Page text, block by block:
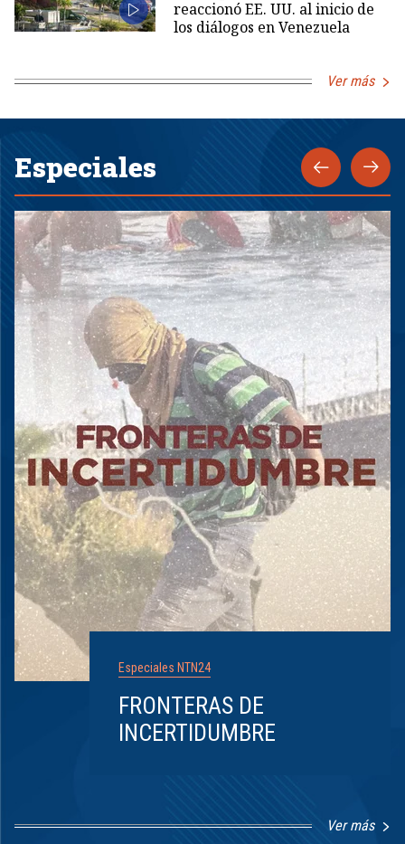
reaccionó EE. UU. al inicio de
los diálogos en Venezuela
Ver más
Especiales
Especiales NTN24
FRONTERAS DE
INCERTIDUMBRE
Ver más